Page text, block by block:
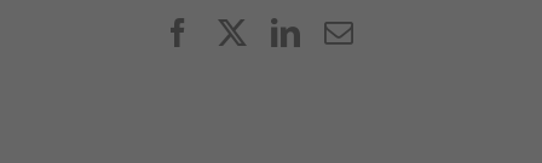
FacebookLinkedIn
E-